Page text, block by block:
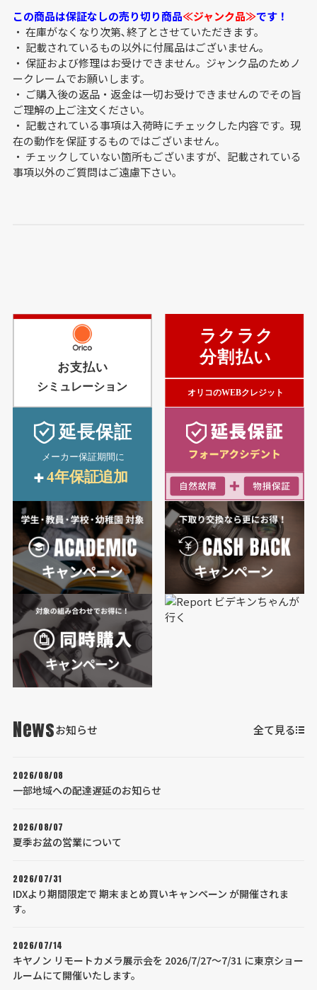
この商品は保証なしの売り切り商品≪ジャンク品≫です！
・ 在庫がなくなり次第､終了とさせていただきます｡
・ 記載されているもの以外に付属品はございません｡
・ 保証および修理はお受けできません。ジャンク品のためノ
ークレームでお願いします｡
・ ご購入後の返品・返金は一切お受けできませんのでその旨
ご理解の上ご注文ください｡
・ 記載されている事項は入荷時にチェックした内容です。現
在の動作を保証するものではございません。
・ チェックしていない箇所もございますが、記載されている
事項以外のご質問はご遠慮下さい｡
Newsお知らせ 全て見る
2026/08/08
一部地域への配達遅延のお知らせ
2026/08/07
夏季お盆の営業について
2026/07/31
IDXより期間限定で 期末まとめ買いキャンペーン が開催されま
す。
2026/07/14
キヤノン リモートカメラ展示会を 2026/7/27～7/31 に東京ショー
ルームにて開催いたします。